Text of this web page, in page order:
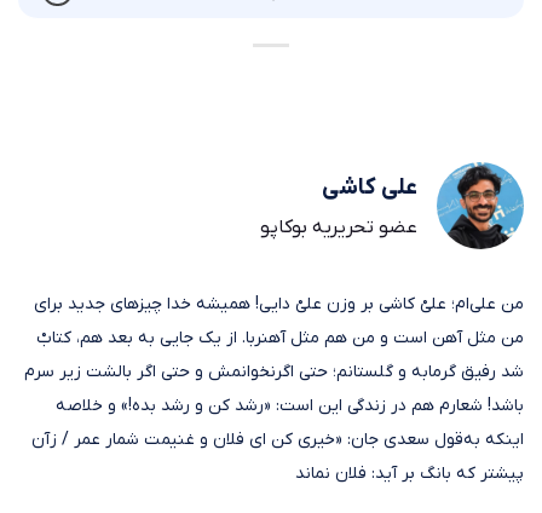
علی کاشی
عضو تحریریه بوکاپو
من علی‌ام؛ علیْ کاشی بر وزن علیْ دایی! همیشه خدا چیزهای جدید برای
من مثل آهن است و من هم مثل آهنربا. از یک جایی به بعد هم، کتابْ
شد رفیق گرمابه و گلستانم؛ حتی اگرنخوانمش و حتی اگر بالشت زیر سرم
باشد! شعارم هم در زندگی این است: «رشد کن و رشد بده!» و خلاصه
اینکه به‌قول سعدی جان: «خیری کن ای فلان و غنیمت شمار عمر / زآن
پیشتر که بانگ بر آید: فلان نماند